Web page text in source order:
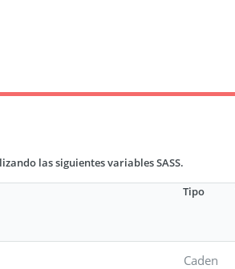
las siguientes variables SASS.
Tipo
Caden